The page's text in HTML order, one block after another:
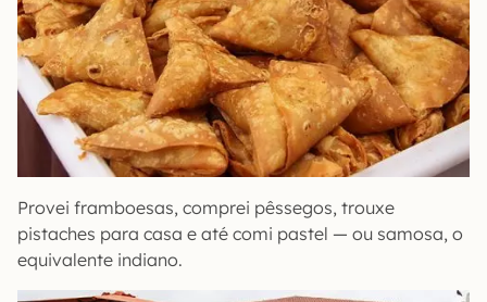
Provei framboesas, comprei pêssegos, trouxe
pistaches para casa e até comi pastel — ou samosa, o
equivalente indiano.